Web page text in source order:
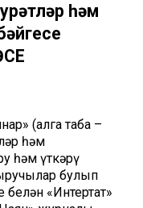
һәм
(алга таба –
һәм
һәм үткәрү
булып
«Интертат»